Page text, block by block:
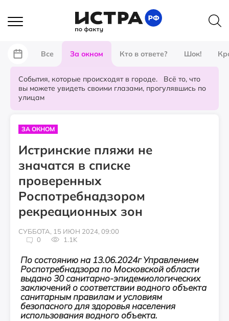
Все За окном Кто в ответе? Шок!
События, которые происходят в городе. Всё то, что
вы можете увидеть своими глазами, прогулявшись по
улицам
ЗА ОКНОМ
Истринские пляжи не
значатся в списке
проверенных
Роспотребнадзором
рекреационных зон
СУББОТА, 15 ИЮН 2024, 09:00
0
1.1K
По состоянию на 13.06.2024г Управлением
Роспотребнадзора по Московской области
выдано 30 санитарно-эпидемиологических
заключений о соответствии водного объекта
санитарным правилам и условиям
безопасного для здоровья населения
использования водного объекта.